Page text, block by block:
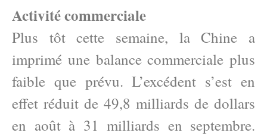
Activité commerciale
Plus tôt cette semaine, la Chine a
imprimé une balance commerciale plus
faible que prévu. L’excédent s’est en
effet réduit de 49,8 milliards de dollars
en août à 31 milliards en septembre.